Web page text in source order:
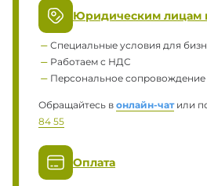
Юридическим лицам
Специальные условия для
Работаем с НДС
Персональное сопровождение
Обращайтесь в онлайн-чатили
84 55
Оплата